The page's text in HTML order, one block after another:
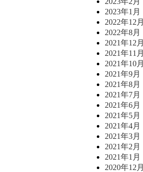
2023年1月
2022年12月
2022年8月
2021年12月
2021年11月
2021年10月
2021年9月
2021年8月
2021年7月
2021年6月
2021年5月
2021年4月
2021年3月
2021年2月
2021年1月
2020年12月